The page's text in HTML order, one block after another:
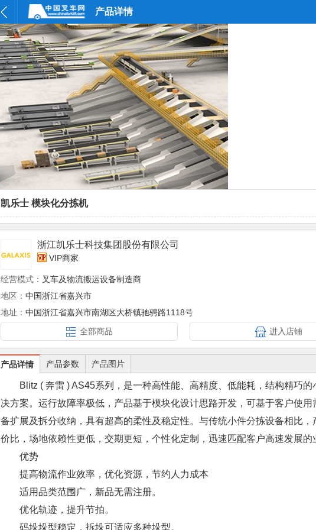
产品详情
凯乐士 模块化分拣机
浙江凯乐士科技集团股份有限公司
VIP商家
经营模式： 叉车及物流搬运设备制造商
地区： 中国浙江省嘉兴市
地址： 中国浙江省嘉兴市南湖区大桥镇驰骋路1118号
全部商品
进入店铺
产品详情 产品参数 产品图片
Blitz ( 奔雷 ) AS45系列，是一种高性能、高精度、低能耗，结构精巧的
决方案。运行故障率极低，产品基于模块化设计思路开发，可基于客户使用
备扩展及拆分收纳，具有超高的柔性及稳定性。与传统小件分拣设备相比，
价比，场地依赖性更低，交期更短，个性化定制，迅速匹配客户高速发展的
优势
提高物流作业效率，优化资源，节约人力成本
适用品类范围广，新品无需注册。
优化轨迹，提升节拍。
码垛垛型稳定，拆垛可适应多种垛型。